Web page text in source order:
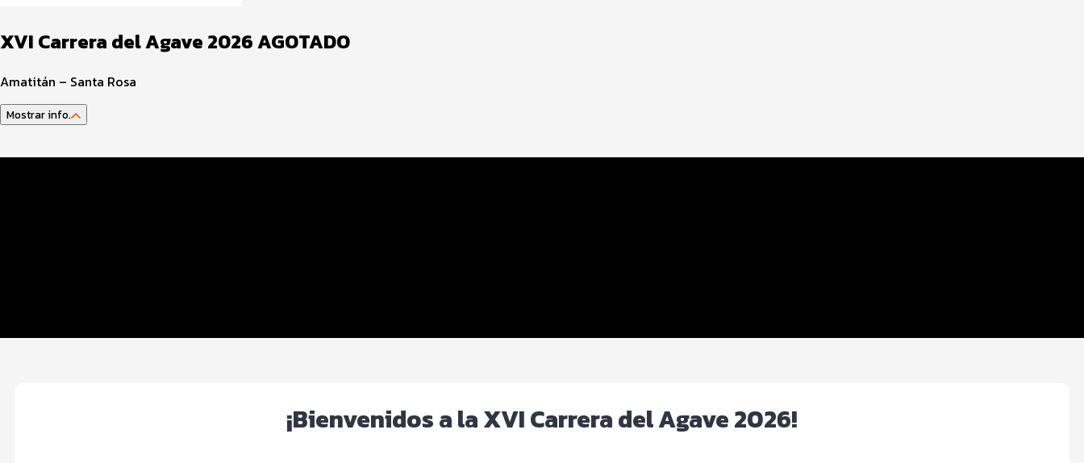
XVI Carrera del Agave 2026 AGOTADO
Amatitán – Santa Rosa
Mostrar info.
¡Bienvenidos a la XVI Carrera del Agave 2026!